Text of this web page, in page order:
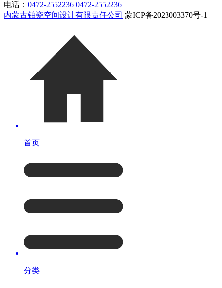
电话： 0472-2552236 0472-2552236
内蒙古铂瓷空间设计有限责任公司 蒙ICP备2023003370号-1
首页
分类